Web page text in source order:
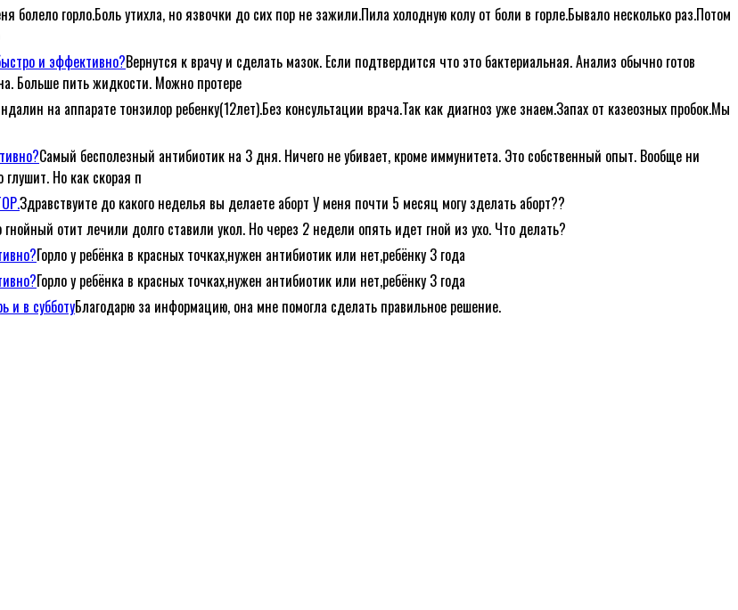
болело горло.Боль утихла, но язвочки до сих пор не зажили.Пила холодную колу от боли в горле.Бывало несколько раз.Потом
и эффективно?Вернутся к врачу и сделать мазок. Если подтвердится что это бактериальная. Анализ обычно готов
Больше пить жидкости. Можно протере
на аппарате тонзилор ребенку(12лет).Без консультации врача.Так как диагноз уже знаем.Запах от казеозных пробок.Мы
Самый бесполезный антибиотик на 3 дня. Ничего не убивает, кроме иммунитета. Это собственный опыт. Вообще ни
Но как скорая п
Здравствуите до какого неделья вы делаете аборт У меня почти 5 месяц могу зделать аборт??
отит лечили долго ставили укол. Но через 2 недели опять идет гной из ухо. Что делать?
Горло у ребёнка в красных точках,нужен антибиотик или нет,ребёнку 3 года
Горло у ребёнка в красных точках,нужен антибиотик или нет,ребёнку 3 года
и в субботуБлагодарю за информацию, она мне помогла сделать правильное решение.